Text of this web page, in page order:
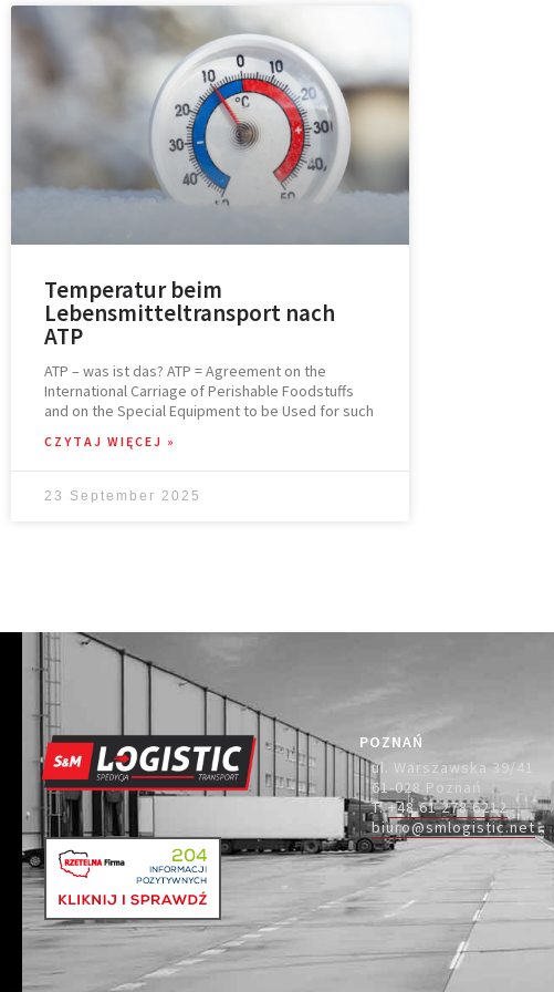
Temperatur beim
Lebensmitteltransport nach
ATP
ATP – was ist das? ATP = Agreement on the
International Carriage of Perishable Foodstuffs
and on the Special Equipment to be Used for such
CZYTAJ WIĘCEJ »
23 September 2025
POZNAŃ
ul. Warszawska 39/41
61-028 Poznań
T.+48 61 278 6212
biuro@smlogistic.net